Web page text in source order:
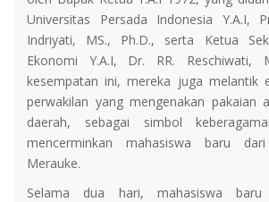
Universitas Persada Indonesia Y.A.I,
Indriyati, MS., Ph.D., serta Ketua
Ekonomi Y.A.I, Dr. RR. Reschiwati,
kesempatan ini, mereka juga melantik
perwakilan yang mengenakan pakaian
daerah, sebagai simbol
mencerminkan mahasiswa baru
Merauke.
Selama dua hari, mahasiswa baru